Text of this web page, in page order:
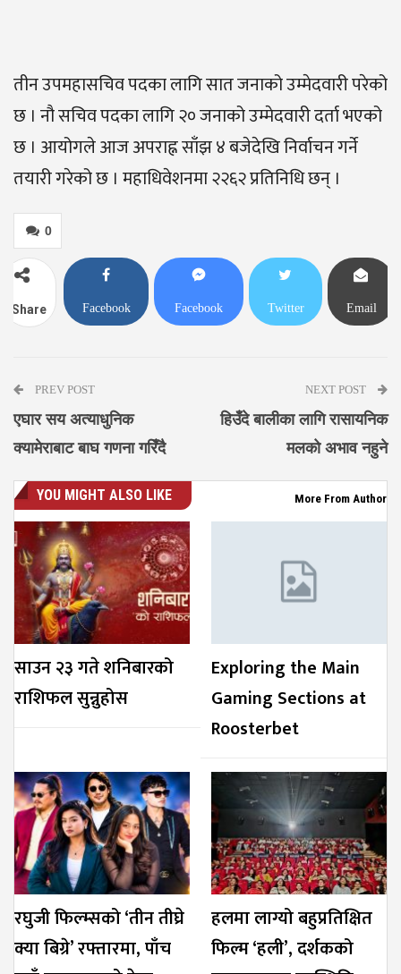
तीन उपमहासचिव पदका लागि सात जनाको उम्मेदवारी परेको
छ । नौ सचिव पदका लागि २० जनाको उम्मेदवारी दर्ता भएको
छ । आयोगले आज अपराह्न साँझ ४ बजेदेखि निर्वाचन गर्ने
तयारी गरेको छ । महाधिवेशनमा २२६२ प्रतिनिधि छन् ।
0
Share Facebook Facebook Twitter Email
PREV POST
एघार सय अत्याधुनिक
क्यामेराबाट बाघ गणना गरिँदै
NEXT POST
हिउँदे बालीका लागि रासायनिक
मलको अभाव नहुने
YOU MIGHT ALSO LIKE More From Author
साउन २३ गते शनिबारको
राशिफल सुन्नुहोस
Exploring the Main
Gaming Sections at
Roosterbet
रघुजी फिल्म्सको ‘तीन तीघ्रे
क्या बिग्रे’ रफ्तारमा, पाँच
हलमा लाग्यो बहुप्रतिक्षित
फिल्म ‘हली’, दर्शकको